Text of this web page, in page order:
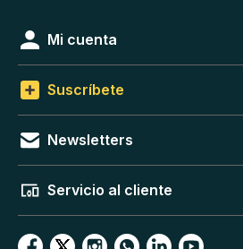
Mi cuenta
Suscríbete
Newsletters
Servicio al cliente